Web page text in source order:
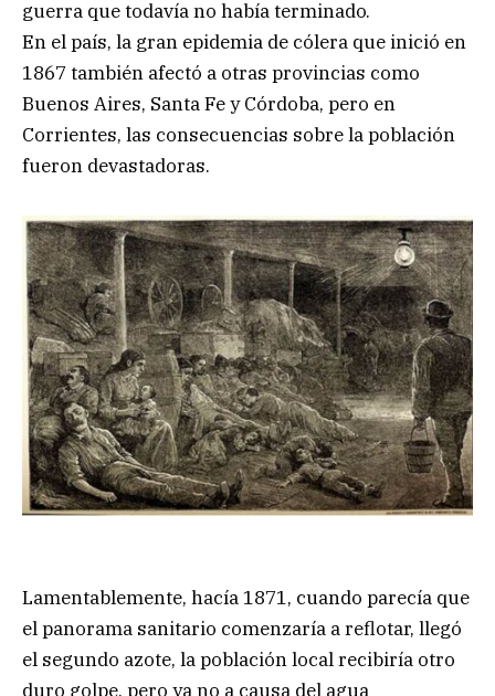
guerra que todavía no había terminado.
En el país, la gran epidemia de cólera que inició en
1867 también afectó a otras provincias como
Buenos Aires, Santa Fe y Córdoba, pero en
Corrientes, las consecuencias sobre la población
fueron devastadoras.
Lamentablemente, hacía 1871, cuando parecía que
el panorama sanitario comenzaría a reflotar, llegó
el segundo azote, la población local recibiría otro
duro golpe, pero ya no a causa del agua